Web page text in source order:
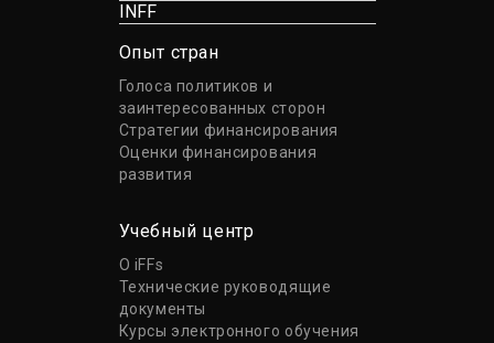
INFF
Опыт стран
Голоса политиков и
заинтересованных сторон
Стратегии финансирования
Оценки финансирования
развития
Учебный центр
О iFFs
Технические руководящие
документы
Курсы электронного обучения